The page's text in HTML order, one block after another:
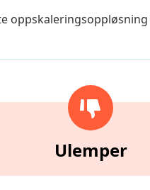
oppskaleringsoppløsning
Ulemper